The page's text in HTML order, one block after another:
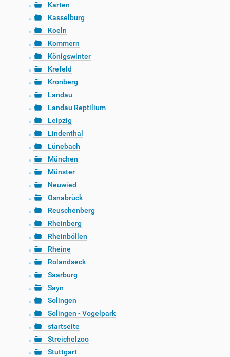
Karten
Kasselburg
Koeln
Kommern
Königswinter
Krefeld
Kronberg
Landau
Landau Reptilium
Leipzig
Lindenthal
Lünebach
München
Münster
Neuwied
Osnabrück
Reuschenberg
Rheinberg
Rheinböllen
Rheine
Rolandseck
Saarburg
Sayn
Solingen
Solingen - Vogelpark
startseite
Streichelzoo
Stuttgart